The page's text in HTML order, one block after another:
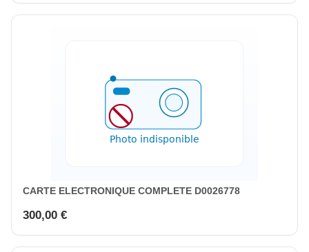
CARTE ELECTRONIQUE COMPLETE D0026778
300,00 €